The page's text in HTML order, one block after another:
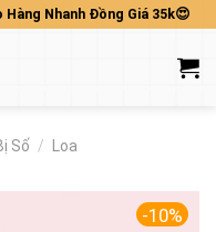
Hàng Nhanh Đồng Giá 35k😍
Số / Loa
-10%